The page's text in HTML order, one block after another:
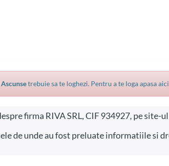
Ascunsetrebuie sa te loghezi. Pentru a te loga apasa aici